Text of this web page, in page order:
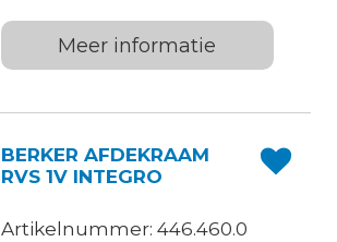
Meer informatie
BERKER AFDEKRAAM
RVS 1V INTEGRO
Artikelnummer: 446.460.0